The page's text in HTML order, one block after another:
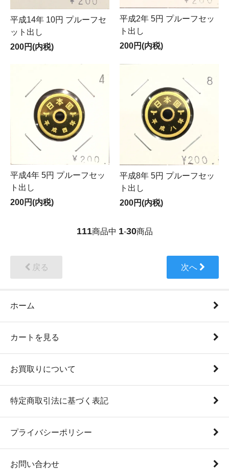
平成14年 10円 プルーフセ
ット出し
200円(内税)
平成2年 5円 プルーフセッ
ト出し
200円(内税)
平成4年 5円 プルーフセッ
ト出し
200円(内税)
平成8年 5円 プルーフセッ
ト出し
200円(内税)
111商品中 1-30商品
戻る 次へ
ホーム
カートを見る
お買取りについて
特定商取引法に基づく表記
プライバシーポリシー
お問い合わせ